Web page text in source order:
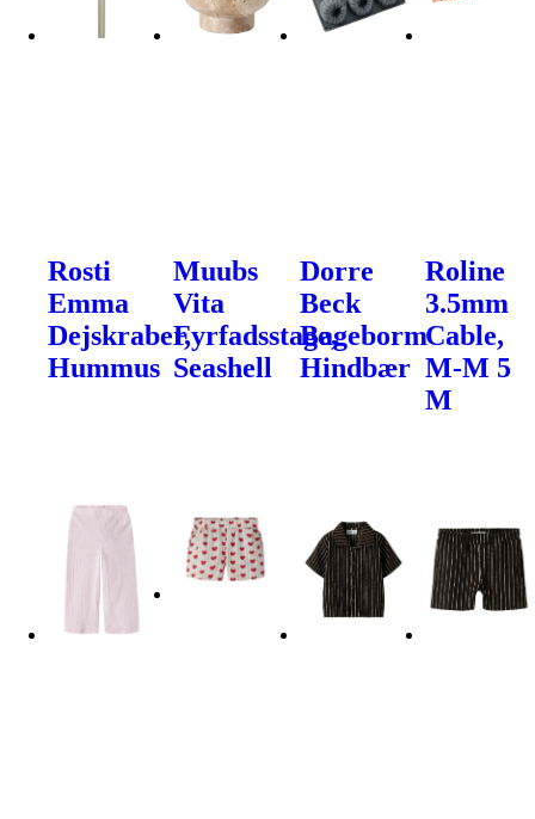
Rosti
Emma
Dejskraber,
Hummus
Muubs
Vita
Fyrfadsstage,
Seashell
Dorre
Beck
Bageborm
Hindbær
Roline
3.5mm
Cable,
M-M 5
M